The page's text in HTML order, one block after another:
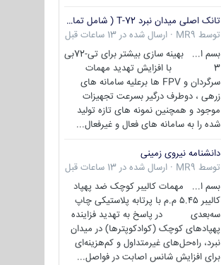
تانک اصلی میدان نبرد T-72 ( شامل تمامی گونه ها )
توسط MR9
· ارسال شده در 13 ساعات قبل
بسم ا... بهینه سازی بیشتر برای تی-72بی
3 با افزایش تهدید مهمات
سرگردان و FPV ها برعلیه سامانه های
زرهی ، دوطرف درگیر بسرعت تجهیزات
موجود و همچنین نمونه های تازه تولید
شده را به سامانه های فعال و غیرفعال...
دانشنامه نیروی زمینی
توسط MR9
· ارسال شده در 13 ساعات قبل
بسم ا... مهمات کالیبر کوچک ضد پهپاد
کالیبر ۵.۴۵ م.م با پرتابه پلاستیکی چاپ
سه‌بعدی در پاسخ به تهدید فزاینده
پهپادهای کوچک (کوادکوپترها) در میدان
نبرد، راه‌حل‌های غیرمتداول و کم‌هزینه‌ای
برای افزایش شانس اصابت در فواصل...